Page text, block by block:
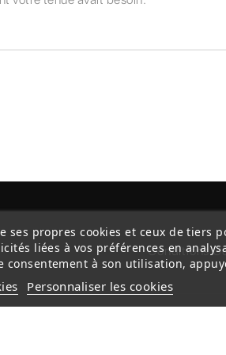
Conditions
ses propres cookies et ceux de tiers
liées à vos préférences en
consentement à son utilisation,
Personnaliser les cookies